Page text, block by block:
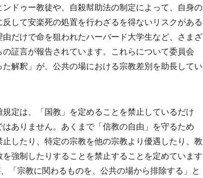
ドゥー教徒や、自殺幇助法の制定によって、自身の
して安楽死の処置を行わざるを得ないリスクがある
だけで命を狙われたハーバード大学生など、さまざ
証言が報告されています。これらについて委員会
解釈」が、公共の場における宗教差別を助長してい
定は、「国教」を定めることを禁止しているだけ
ありません。あくまで「信教の自由」を守るため
したり、特定の宗教を他の宗教より優遇したり、教
強制したりすることを禁止することを定めています
「宗教に関わるものを、公共の場から排除する」と